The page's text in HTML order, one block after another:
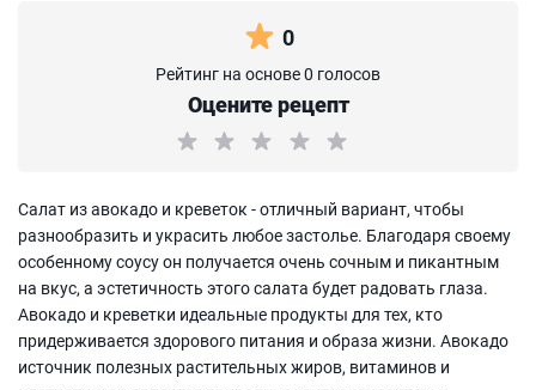
0
Рейтинг на основе 0 голосов
Оцените рецепт
Салат из авокадо и креветок - отличный вариант, чтобы
разнообразить и украсить любое застолье. Благодаря своему
особенному соусу он получается очень сочным и пикантным
на вкус, а эстетичность этого салата будет радовать глаза.
Авокадо и креветки идеальные продукты для тех, кто
придерживается здорового питания и образа жизни. Авокадо
источник полезных растительных жиров, витаминов и